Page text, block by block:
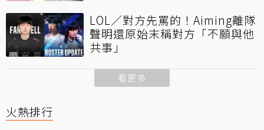
LOL／對方先罵的！Aiming離隊
聲明還原始末稱對方「不願與他
共事」
看更多
火熱排行